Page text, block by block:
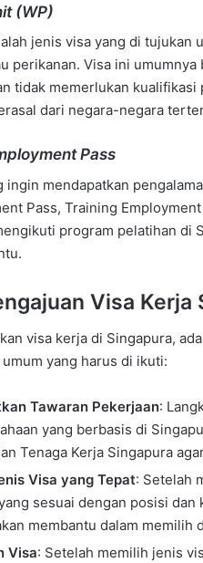
(WP)
jenis visa yang di
perikanan. Visa ini
tidak memerlukan
dari negara-negara
Pass
ingin mendapatkan
Pass, Training
program pelatihan di
Visa Kerja
visa kerja di Singapura,
yang harus di ikuti:
Tawaran Pekerjaan:
yang berbasis di
Tenaga Kerja Singapura
Visa yang Tepat: Setelah
sesuai dengan posisi
membantu dalam memilih
Visa: Setelah memilih jenis